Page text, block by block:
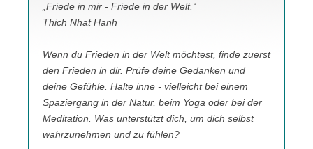
„Friede in mir - Friede in der Welt.“
Thich Nhat Hanh
Wenn du Frieden in der Welt möchtest, finde zuerst
den Frieden in dir. Prüfe deine Gedanken und
deine Gefühle. Halte inne - vielleicht bei einem
Spaziergang in der Natur, beim Yoga oder bei der
Meditation. Was unterstützt dich, um dich selbst
wahrzunehmen und zu fühlen?